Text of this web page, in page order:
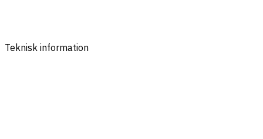
Teknisk information